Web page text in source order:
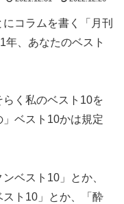
コラムを書く「月刊
年、あなたのベスト
らく私のベスト10を
ベスト10かは規定
ベスト10」とか、
スト10」とか、「酔